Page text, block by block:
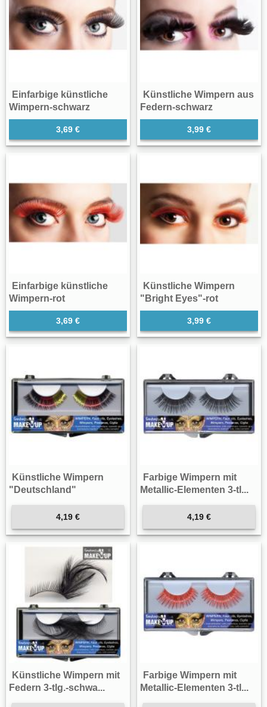
Einfarbige künstliche
Wimpern-schwarz
3,69 €
Künstliche Wimpern aus
Federn-schwarz
3,99 €
Einfarbige künstliche
Wimpern-rot
3,69 €
Künstliche Wimpern
"Bright Eyes"-rot
3,99 €
Künstliche Wimpern
"Deutschland"
4,19 €
Farbige Wimpern mit
Metallic-Elementen 3-tl...
4,19 €
Künstliche Wimpern mit
Federn 3-tlg.-schwa...
Farbige Wimpern mit
Metallic-Elementen 3-tl...